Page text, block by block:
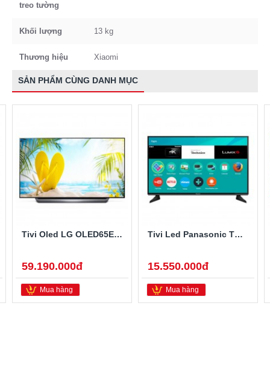
treo tường
Khối lượng 13 kg
Thương hiệu Xiaomi
SẢN PHẨM CÙNG DANH MỤC
Tivi Oled LG OLED65E8PTA 65 Inch
59.190.000đ
Mua hàng
Tivi Led Panasonic TH-49EX600V 49 Inch 4K Ultra HD
15.550.000đ
Mua hàng